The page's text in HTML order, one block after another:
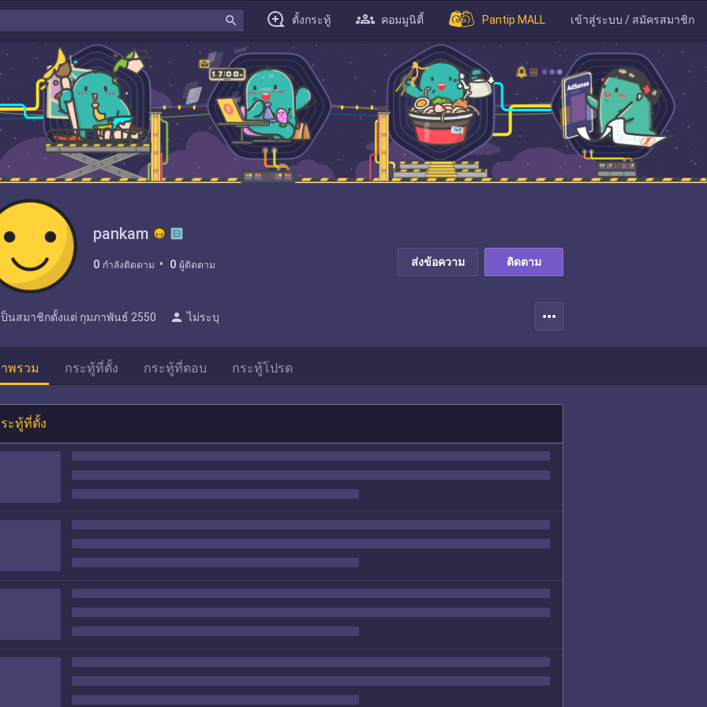
search ตั้งกระทู้ คอมมูนิตี้ Pantip MALL เข้าสู่ระบบ / สมัครสมาชิก
pankam
0 กำลังติดตาม 0 ผู้ติดตาม ส่งข้อความ ติดตาม
ป็นสมาชิกตั้งแต่ กุมภาพันธ์ 2550 person ไม่ระบุ more_horiz
พรวม กระทู้ที่ตั้ง กระทู้ที่ตอบ กระทู้โปรด
ะทู้ที่ตั้ง